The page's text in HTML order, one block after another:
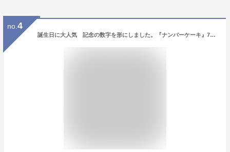
no. 4
誕生日に大人気 記念の数字を形にしました。『ナンバーケーキ』7号サイズ フルーツ or いちご記念日 バースデーケーキ お誕生日ケーキ お祝い プレゼント アニバーサリー 還暦